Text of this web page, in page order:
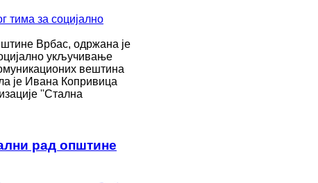
Врбас, одржана је
укључивање
вештина
је Ивана Копривица
''Стална
рад општине